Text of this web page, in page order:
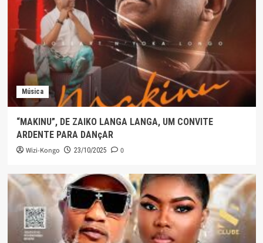
Música
“MAKINU”, DE ZAIKO LANGA LANGA, UM CONVITE
ARDENTE PARA DANçAR
Wizi-Kongo 23/10/2025 0